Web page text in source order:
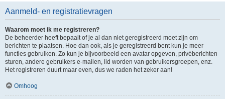
Aanmeld- en registratievragen
Waarom moet ik me registreren?
De beheerder heeft bepaalt of je al dan niet geregistreerd moet zijn om
berichten te plaatsen. Hoe dan ook, als je geregistreerd bent kun je meer
functies gebruiken. Zo kun je bijvoorbeeld een avatar opgeven, privéberichten
sturen, andere gebruikers e-mailen, lid worden van gebruikersgroepen, enz.
Het registreren duurt maar even, dus we raden het zeker aan!
Omhoog